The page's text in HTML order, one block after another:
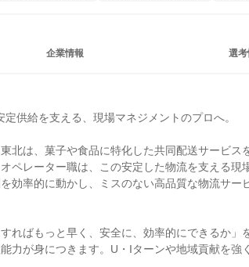
企業情報 選
供給を支える、現場マネジメントのプロへ。
北は、菓子や食品に特化した共同配送サービス
ペレーター職は、この安定した物流を支える現
効率的に動かし、ミスのない高品質な物流サー
ればもっと早く、安全に、効率的にできるか」
力が身につきます。U・Iターンや地域貢献を強